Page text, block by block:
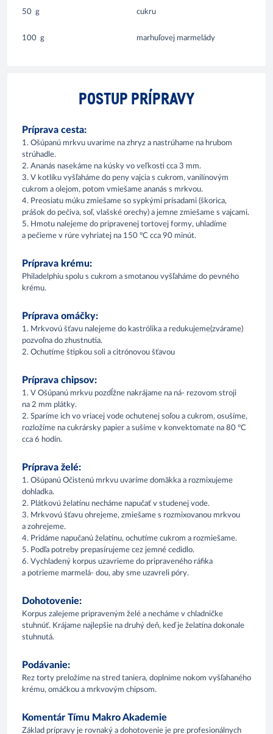
50 g cukru
100 g marhuľovej marmelády
POSTUP PRÍPRAVY
Príprava cesta:
1. Ošúpanú mrkvu uvaríme na zhryz a nastrúhame na hrubom
strúhadle.
2. Ananás nasekáme na kúsky vo veľkosti cca 3 mm.
3. V kotlíku vyšľaháme do peny vajcia s cukrom, vanilínovým
cukrom a olejom, potom vmiešame ananás s mrkvou.
4. Preosiatu múku zmiešame so sypkými prísadami (škorica,
prášok do pečiva, soľ, vlašské orechy) a jemne zmiešame s vajcami.
5. Hmotu nalejeme do pripravenej tortovej formy, uhladíme
a pečieme v rúre vyhriatej na 150 °C cca 90 minút.
Príprava krému:
Philadelphiu spolu s cukrom a smotanou vyšľaháme do pevného
krému.
Príprava omáčky:
1. Mrkvovú šťavu nalejeme do kastrólika a redukujeme(zvárame)
pozvoľna do zhustnutia.
2. Ochutíme štipkou soli a citrónovou šťavou
Príprava chipsov:
1. V Ošúpanú mrkvu pozdĺžne nakrájame na ná- rezovom stroji
na 2 mm plátky.
2. Sparíme ich vo vriacej vode ochutenej soľou a cukrom, osušíme,
rozložíme na cukrársky papier a sušíme v konvektomate na 80 °C
cca 6 hodín.
Príprava želé:
1. Ošúpanú Očistenú mrkvu uvaríme domäkka a rozmixujeme
dohladka.
2. Plátkovú želatínu necháme napučať v studenej vode.
3. Mrkvovú šťavu ohrejeme, zmiešame s rozmixovanou mrkvou
a zohrejeme.
4. Pridáme napučanú želatínu, ochutíme cukrom a rozmiešame.
5. Podľa potreby prepasírujeme cez jemné cedidlo.
6. Vychladený korpus uzavrieme do pripraveného ráfika
a potrieme marmelá- dou, aby sme uzavreli póry.
Dohotovenie:
Korpus zalejeme pripraveným želé a necháme v chladničke
stuhnúť. Krájame najlepšie na druhý deň, keď je želatína dokonale
stuhnutá.
Podávanie:
Rez torty preložíme na stred taniera, doplníme nokom vyšľahaného
krému, omáčkou a mrkvovým chipsom.
Komentár Tímu Makro Akademie
Základ prípravy je rovnaký a dohotovenie je pre profesionálnych